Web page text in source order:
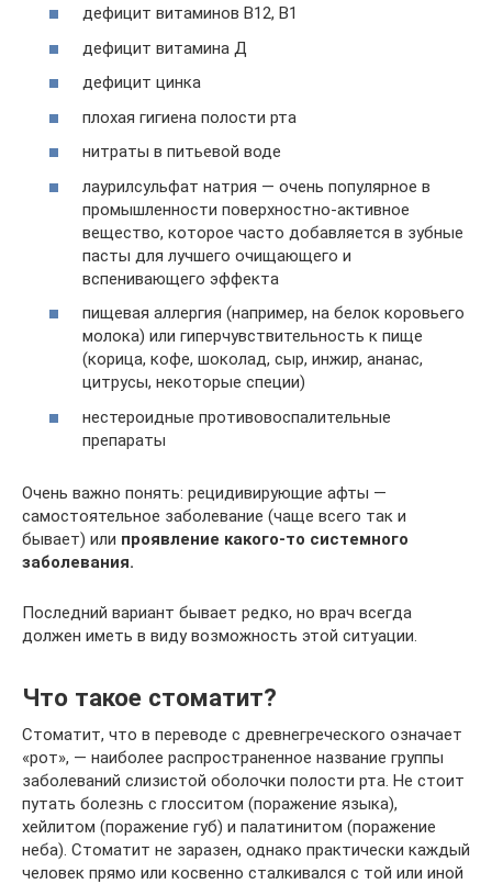
дефицит витаминов В12, В1
дефицит витамина Д
дефицит цинка
плохая гигиена полости рта
нитраты в питьевой воде
лаурилсульфат натрия — очень популярное в
промышленности поверхностно-активное
вещество, которое часто добавляется в зубные
пасты для лучшего очищающего и
вспенивающего эффекта
пищевая аллергия (например, на белок коровьего
молока) или гиперчувствительность к пище
(корица, кофе, шоколад, сыр, инжир, ананас,
цитрусы, некоторые специи)
нестероидные противовоспалительные
препараты
Очень важно понять: рецидивирующие афты —
самостоятельное заболевание (чаще всего так и
бывает) или проявление какого-то системного
заболевания.
Последний вариант бывает редко, но врач всегда
должен иметь в виду возможность этой ситуации.
Что такое стоматит?
Стоматит, что в переводе с древнегреческого означает
«рот», — наиболее распространенное название группы
заболеваний слизистой оболочки полости рта. Не стоит
путать болезнь с глосситом (поражение языка),
хейлитом (поражение губ) и палатинитом (поражение
неба). Стоматит не заразен, однако практически каждый
человек прямо или косвенно сталкивался с той или иной